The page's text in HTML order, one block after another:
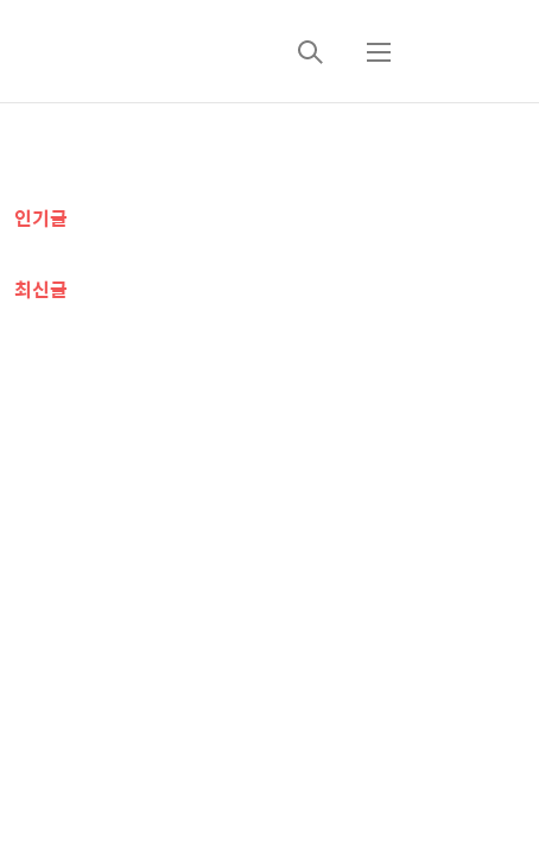
검
메
추
정
인기글
최신글